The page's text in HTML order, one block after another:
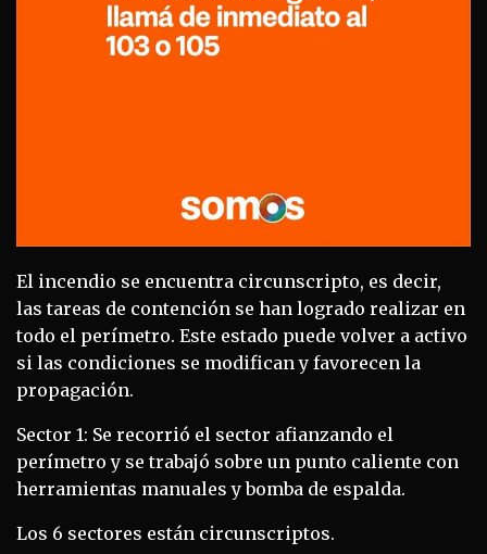
El incendio se encuentra circunscripto, es decir,
las tareas de contención se han logrado realizar en
todo el perímetro. Este estado puede volver a activo
si las condiciones se modifican y favorecen la
propagación.
Sector 1: Se recorrió el sector afianzando el
perímetro y se trabajó sobre un punto caliente con
herramientas manuales y bomba de espalda.
Los 6 sectores están circunscriptos.